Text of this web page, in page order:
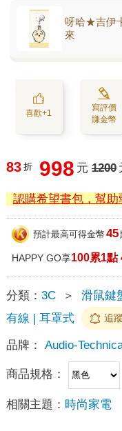
呀哈★吉伊
來
喜歡+1
寫評價
賺金幣
83 折 998 元 1200
認購希望書包，幫助
預計最高可得金幣 45
HAPPY GO享100累1點
分類： 3C ＞ 滑鼠鍵
有線 | 耳罩式
追蹤
品牌： Audio-
商品規格：
相關主題： 時尚家電